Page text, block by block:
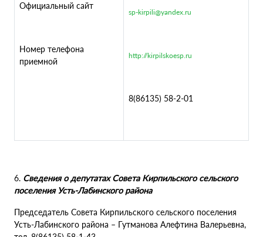
Официальный сайт
Номер телефона
приемной
sp-kirpili@yandex.ru
http://kirpilskoesp.ru
8(86135) 58-2-01
6. Сведения о депутатах Совета Кирпильского сельского
поселения Усть-Лабинского района
Председатель Совета Кирпильского сельского поселения
Усть-Лабинского района – Гутманова Алефтина Валерьевна,